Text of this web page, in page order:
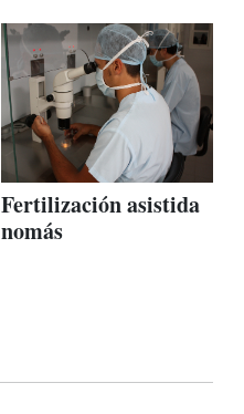
Fertilización asistida
nomás